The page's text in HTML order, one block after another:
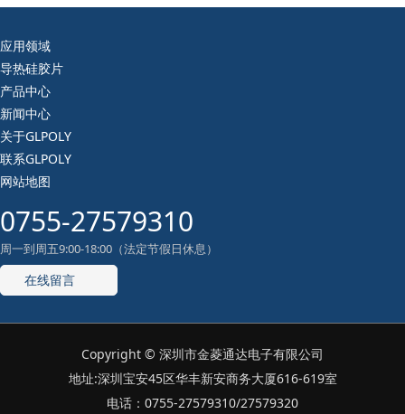
应用领域
导热硅胶片
产品中心
新闻中心
关于GLPOLY
联系GLPOLY
网站地图
0755-27579310
周一到周五9:00-18:00（法定节假日休息）
在线留言
Copyright © 深圳市金菱通达电子有限公司
地址:深圳宝安45区华丰新安商务大厦616-619室
电话：0755-27579310/27579320